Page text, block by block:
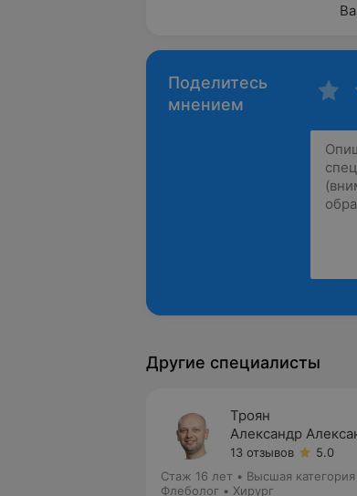
Поделитесь
мнением
Другие специалисты
Троян
Александр
13 отзывов
5.0
Стаж 16 лет • Высшая категория
Флеболог • Хирург